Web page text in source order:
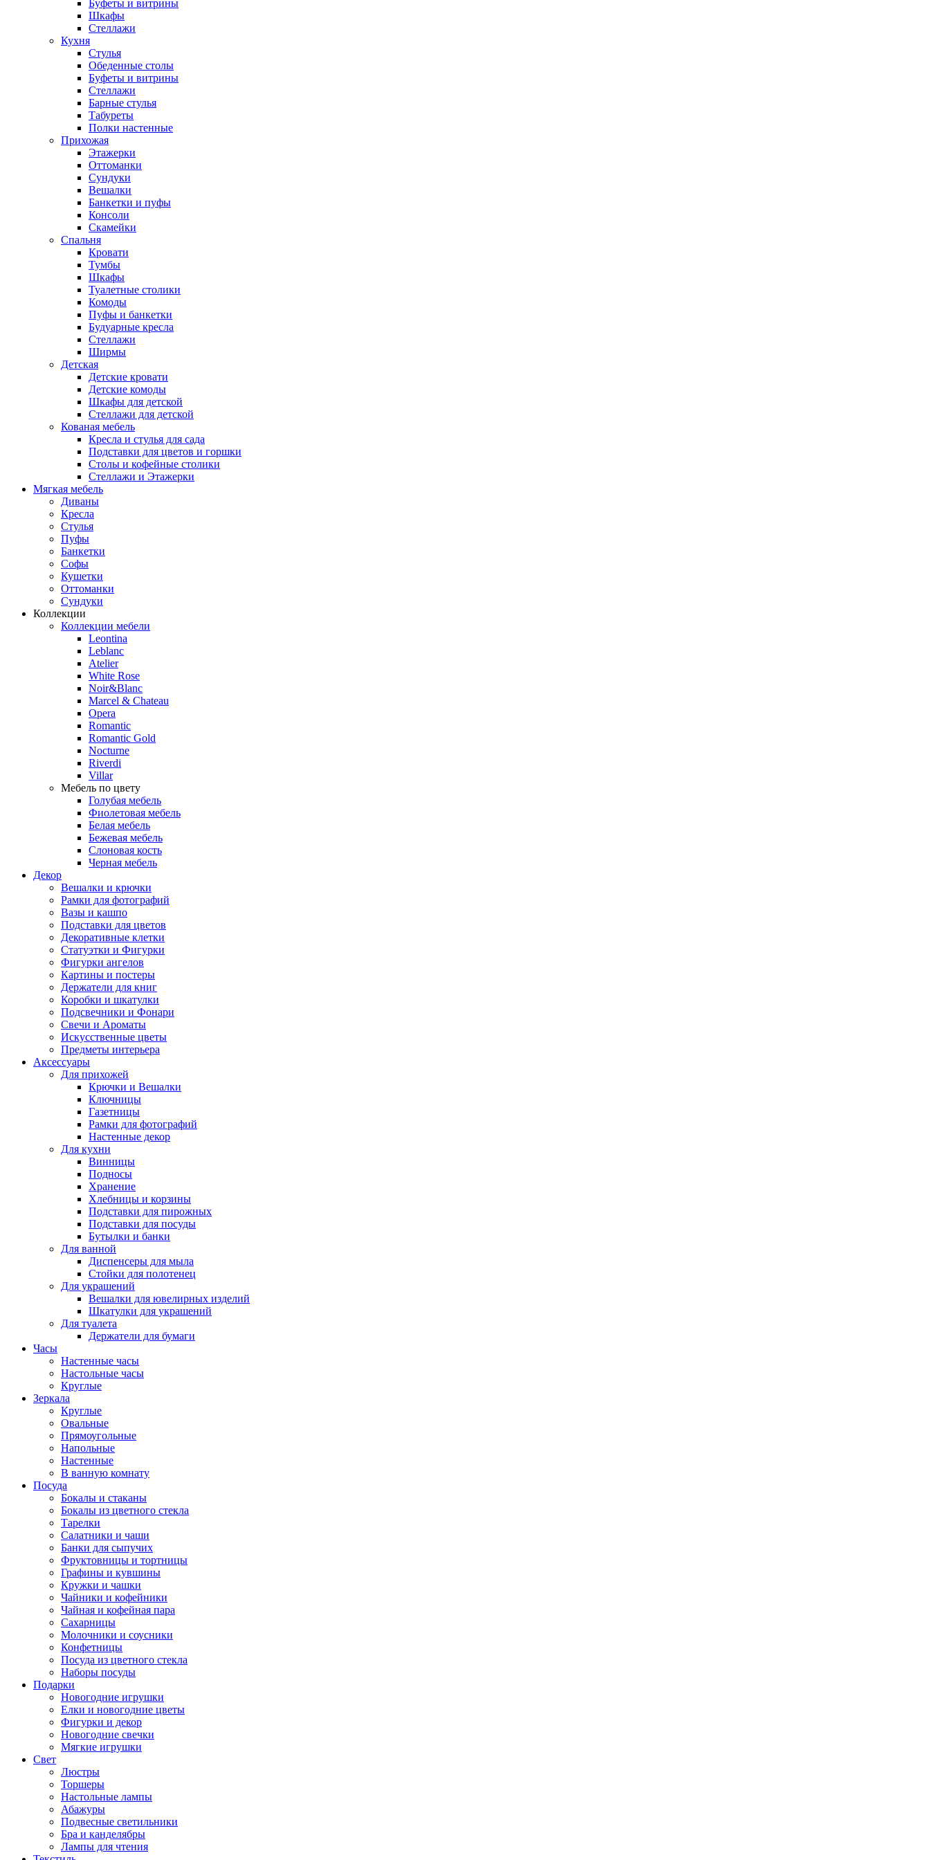
Буфеты и витрины
Шкафы
Стеллажи
Кухня
Стулья
Обеденные столы
Буфеты и витрины
Стеллажи
Барные стулья
Табуреты
Полки настенные
Прихожая
Этажерки
Оттоманки
Сундуки
Вешалки
Банкетки и пуфы
Консоли
Скамейки
Спальня
Кровати
Тумбы
Шкафы
Туалетные столики
Комоды
Пуфы и банкетки
Будуарные кресла
Стеллажи
Ширмы
Детская
Детские кровати
Детские комоды
Шкафы для детской
Стеллажи для детской
Кованая мебель
Кресла и стулья для сада
Подставки для цветов и горшки
Столы и кофейные столики
Стеллажи и Этажерки
Мягкая мебель
Диваны
Кресла
Стулья
Пуфы
Банкетки
Софы
Кушетки
Оттоманки
Сундуки
Коллекции
Коллекции мебели
Leontina
Leblanc
Аtelier
White Rose
Noir&Blanc
Marcel & Chateau
Opera
Romantic
Romantic Gold
Nocturne
Riverdi
Villar
Мебель по цвету
Голубая мебель
Фиолетовая мебель
Белая мебель
Бежевая мебель
Слоновая кость
Черная мебель
Декор
Вешалки и крючки
Рамки для фотографий
Вазы и кашпо
Подставки для цветов
Декоративные клетки
Статуэтки и Фигурки
Фигурки ангелов
Картины и постеры
Держатели для книг
Коробки и шкатулки
Подсвечники и Фонари
Свечи и Ароматы
Искусственные цветы
Предметы интерьера
Аксессуары
Для прихожей
Крючки и Вешалки
Ключницы
Газетницы
Рамки для фотографий
Настенные декор
Для кухни
Винницы
Подносы
Хранение
Хлебницы и корзины
Подставки для пирожных
Подставки для посуды
Бутылки и банки
Для ванной
Диспенсеры для мыла
Стойки для полотенец
Для украшений
Вешалки для ювелирных изделий
Шкатулки для украшений
Для туалета
Держатели для бумаги
Часы
Настенные часы
Настольные часы
Круглые
Зеркала
Круглые
Овальные
Прямоугольные
Напольные
Настенные
В ванную комнату
Посуда
Бокалы и стаканы
Бокалы из цветного стекла
Тарелки
Салатники и чаши
Банки для сыпучих
Фруктовницы и тортницы
Графины и кувшины
Кружки и чашки
Чайники и кофейники
Чайная и кофейная пара
Сахарницы
Молочники и соусники
Конфетницы
Посуда из цветного стекла
Наборы посуды
Подарки
Новогодние игрушки
Елки и новогодние цветы
Фигурки и декор
Новогодние свечки
Мягкие игрушки
Свет
Люстры
Торшеры
Настольные лампы
Абажуры
Подвесные светильники
Бра и канделябры
Лампы для чтения